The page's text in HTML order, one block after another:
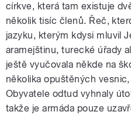
církve, která tam existuje
několik tisíc členů. Řeč,
jazyku, kterým kdysi mluvil
aramejštinu, turecké úřady
ještě vyučovala někde na
několika opuštěných
Obyvatele odtud vyhnaly
takže je armáda pouze